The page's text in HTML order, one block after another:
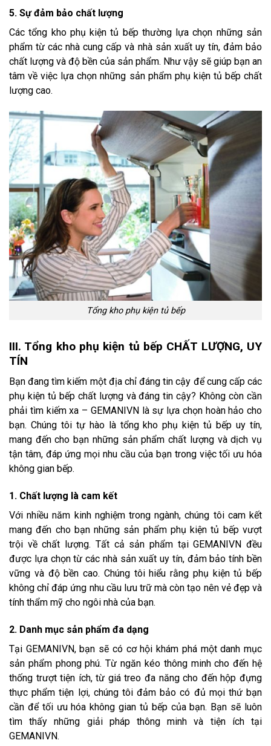
5. Sự đảm bảo chất lượng
Các tổng kho phụ kiện tủ bếp thường lựa chọn những sản
phẩm từ các nhà cung cấp và nhà sản xuất uy tín, đảm bảo
chất lượng và độ bền của sản phẩm. Như vậy sẽ giúp bạn an
tâm về việc lựa chọn những sản phẩm phụ kiện tủ bếp chất
lượng cao.
Tổng kho phụ kiện tủ bếp
III. Tổng kho phụ kiện tủ bếp CHẤT LƯỢNG, UY
TÍN
Bạn đang tìm kiếm một địa chỉ đáng tin cậy để cung cấp các
phụ kiện tủ bếp chất lượng và đáng tin cậy? Không còn cần
phải tìm kiếm xa – GEMANIVN là sự lựa chọn hoàn hảo cho
bạn. Chúng tôi tự hào là tổng kho phụ kiện tủ bếp uy tín,
mang đến cho bạn những sản phẩm chất lượng và dịch vụ
tận tâm, đáp ứng mọi nhu cầu của bạn trong việc tối ưu hóa
không gian bếp.
1. Chất lượng là cam kết
Với nhiều năm kinh nghiệm trong ngành, chúng tôi cam kết
mang đến cho bạn những sản phẩm phụ kiện tủ bếp vượt
trội về chất lượng. Tất cả sản phẩm tại GEMANIVN đều
được lựa chọn từ các nhà sản xuất uy tín, đảm bảo tính bền
vững và độ bền cao. Chúng tôi hiểu rằng phụ kiện tủ bếp
không chỉ đáp ứng nhu cầu lưu trữ mà còn tạo nên vẻ đẹp và
tính thẩm mỹ cho ngôi nhà của bạn.
2. Danh mục sản phẩm đa dạng
Tại GEMANIVN, bạn sẽ có cơ hội khám phá một danh mục
sản phẩm phong phú. Từ ngăn kéo thông minh cho đến hệ
thống trượt tiện ích, từ giá treo đa năng cho đến hộp đựng
thực phẩm tiện lợi, chúng tôi đảm bảo có đủ mọi thứ bạn
cần để tối ưu hóa không gian tủ bếp của bạn. Bạn sẽ luôn
tìm thấy những giải pháp thông minh và tiện ích tại
GEMANIVN.